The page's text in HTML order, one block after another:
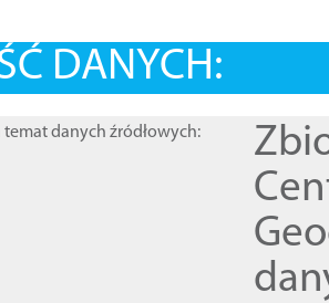
DANYCH:
temat danych źródłowych: